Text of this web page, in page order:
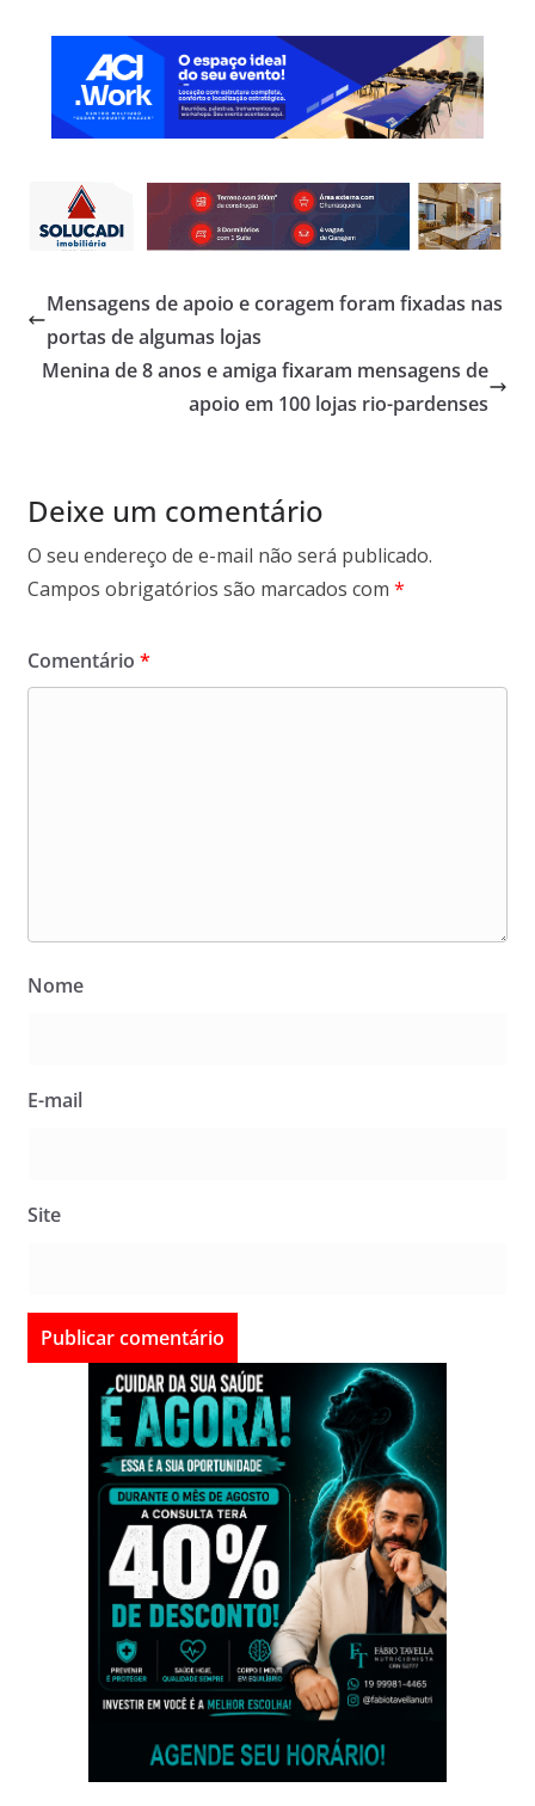
Mensagens de apoio e coragem foram fixadas nas
portas de algumas lojas
Menina de 8 anos e amiga fixaram mensagens de
apoio em 100 lojas rio-pardenses
Deixe um comentário
O seu endereço de e-mail não será publicado.
Campos obrigatórios são marcados com *
Comentário *
Nome
E-mail
Site